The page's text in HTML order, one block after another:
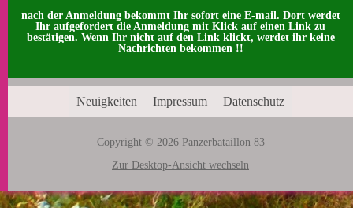
nach der Anmeldung bekommt Ihr sofort eine E-mail. Dort werdet
Ihr aufgefordert die Anmeldung mit Klick auf einen Link zu
bestätigen. Wenn Ihr nicht auf den Link klickt, werdet ihr keine
Nachrichten bekommen !!
Neuigkeiten Impressum Datenschutz
Copyright © 2026 Panzerbataillon 83
Zur Desktop-Ansicht wechseln